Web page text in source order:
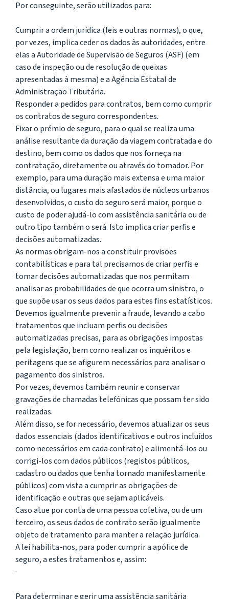
Por conseguinte, serão utilizados para:
Cumprir a ordem jurídica (leis e outras normas), o que,
por vezes, implica ceder os dados às autoridades, entre
elas a Autoridade de Supervisão de Seguros (ASF) (em
caso de inspeção ou de resolução de queixas
apresentadas à mesma) e a Agência Estatal de
Administração Tributária.
Responder a pedidos para contratos, bem como cumprir
os contratos de seguro correspondentes.
Fixar o prémio de seguro, para o qual se realiza uma
análise resultante da duração da viagem contratada e do
destino, bem como os dados que nos forneça na
contratação, diretamente ou através do tomador. Por
exemplo, para uma duração mais extensa e uma maior
distância, ou lugares mais afastados de núcleos urbanos
desenvolvidos, o custo do seguro será maior, porque o
custo de poder ajudá-lo com assistência sanitária ou de
outro tipo também o será. Isto implica criar perfis e
decisões automatizadas.
As normas obrigam-nos a constituir provisões
contabilísticas e para tal precisamos de criar perfis e
tomar decisões automatizadas que nos permitam
analisar as probabilidades de que ocorra um sinistro, o
que supõe usar os seus dados para estes fins estatísticos.
Devemos igualmente prevenir a fraude, levando a cabo
tratamentos que incluam perfis ou decisões
automatizadas precisas, para as obrigações impostas
pela legislação, bem como realizar os inquéritos e
peritagens que se afigurem necessários para analisar o
pagamento dos sinistros.
Por vezes, devemos também reunir e conservar
gravações de chamadas telefónicas que possam ter sido
realizadas.
Além disso, se for necessário, devemos atualizar os seus
dados essenciais (dados identificativos e outros incluídos
como necessários em cada contrato) e alimentá-los ou
corrigi-los com dados públicos (registos públicos,
cadastro ou dados que tenha tornado manifestamente
públicos) com vista a cumprir as obrigações de
identificação e outras que sejam aplicáveis.
Caso atue por conta de uma pessoa coletiva, ou de um
terceiro, os seus dados de contrato serão igualmente
objeto de tratamento para manter a relação jurídica.
A lei habilita-nos, para poder cumprir a apólice de
seguro, a estes tratamentos e, assim:
·
Para determinar e gerir uma assistência sanitária